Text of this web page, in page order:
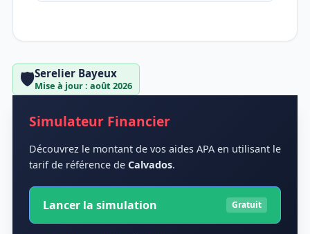
🛡️Serelier Bayeux
Mise à jour : août 2026
Simulateur Financier
Découvrez le montant de vos aides APA en utilisant le
tarif de référence de Calvados.
Lancer la simulation Gratuit